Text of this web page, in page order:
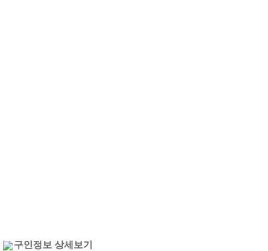
구인정보 상세보기